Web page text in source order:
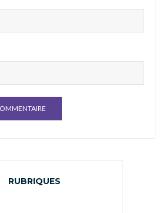
RUBRIQUES